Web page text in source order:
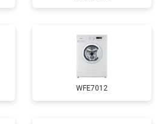
от 2100 ₽
WFE7012